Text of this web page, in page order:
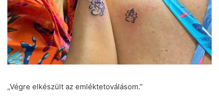
„Végre elkészült az emléktetoválásom.”